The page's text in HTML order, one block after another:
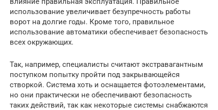
использование увеличивает безупречность работы
ворот на долгие годы. Кроме того, правильное
использование автоматики обеспечивает безопасность
всех окружающих.
Так, например, специалисты считают экстравагантным
поступком попытку пройти под закрывающейся
створкой. Система хоть и оснащается фотоэлементами,
но они практически не обеспечивают безопасность
таких действий, так как некоторые системы снабжаются